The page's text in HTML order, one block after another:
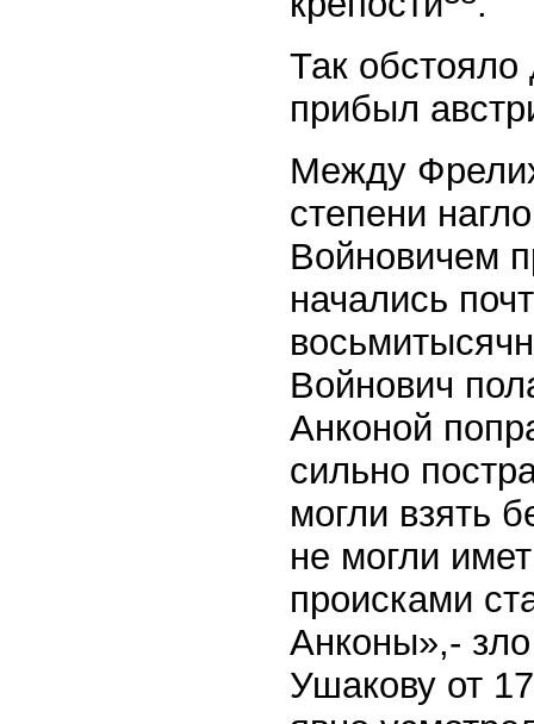
Так обстояло
прибыл
Между
степени
Войновичем
начались
Войнович
Анконой
сильно
могли взять
не могли
происками
Анконы»,-
Ушакову от